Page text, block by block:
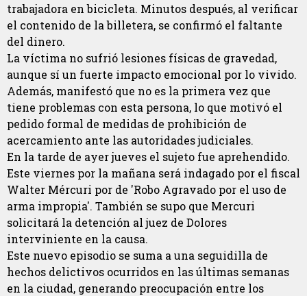
trabajadora en bicicleta. Minutos después, al verificar
el contenido de la billetera, se confirmó el faltante
del dinero.
La víctima no sufrió lesiones físicas de gravedad,
aunque sí un fuerte impacto emocional por lo vivido.
Además, manifestó que no es la primera vez que
tiene problemas con esta persona, lo que motivó el
pedido formal de medidas de prohibición de
acercamiento ante las autoridades judiciales.
En la tarde de ayer jueves el sujeto fue aprehendido.
Este viernes por la mañana será indagado por el fiscal
Walter Mércuri por de 'Robo Agravado por el uso de
arma impropia'. También se supo que Mercuri
solicitará la detención al juez de Dolores
interviniente en la causa.
Este nuevo episodio se suma a una seguidilla de
hechos delictivos ocurridos en las últimas semanas
en la ciudad, generando preocupación entre los